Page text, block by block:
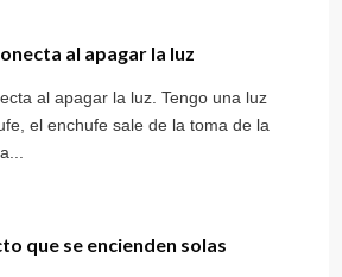
al apagar la luz
al apagar la luz. Tengo una luz
el enchufe sale de la toma de la
que se encienden solas